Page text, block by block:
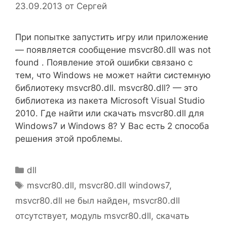
23.09.2013 от Сергей
При попытке запустить игру или приложение
— появляется сообщение msvcr80.dll was not
found . Появление этой ошибки связано с
тем, что Windows не может найти системную
библиотеку msvcr80.dll. msvcr80.dll? — это
библиотека из пакета Microsoft Visual Studio
2010. Где найти или скачать msvcr80.dll для
Windows7 и Windows 8? У Вас есть 2 способа
решения этой проблемы.
Рубрики
dll
Метки
msvcr80.dll, msvcr80.dll windows7,
msvcr80.dll не был найден, msvcr80.dll
отсутствует, модуль msvcr80.dll, скачать